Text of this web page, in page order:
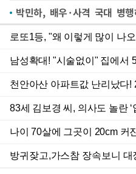
박민하, 배우·사격 국대 병